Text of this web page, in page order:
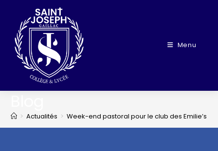
Menu
> Actualités > Week-end pastoral pour le club des Emilie’s